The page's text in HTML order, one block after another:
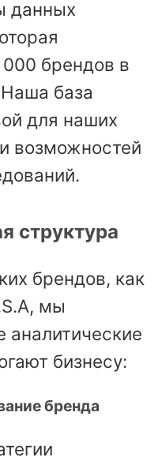
данных
брендов в
база
для наших
возможностей
структура
брендов, как
мы
аналитические
бизнесу:
бренда